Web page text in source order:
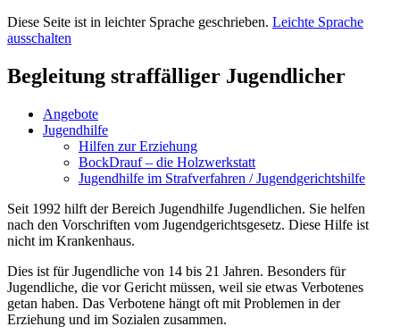
Diese Seite ist in leichter Sprache geschrieben. Leichte Sprache
ausschalten
Begleitung straf­fäl­liger Jugendlicher
Angebote
Jugend­hilfe
Hilfen zur Erziehung
BockDrauf – die Holzwerkstatt
Jugend­hilfe im Straf­ver­fahren / Jugendgerichtshilfe
Seit 1992 hilft der Bereich Jugend­hilfe Jugend­lichen. Sie helfen
nach den Vorschriften vom Jugend­ge­richts­gesetz. Diese Hilfe ist
nicht im Krankenhaus.
Dies ist für Jugend­liche von 14 bis 21 Jahren. Besonders für
Jugend­liche, die vor Gericht müssen, weil sie etwas Verbo­tenes
getan haben. Das Verbotene hängt oft mit Problemen in der
Erziehung und im Sozialen zusammen.